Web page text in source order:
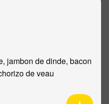
jambon de dinde, bacon
de veau